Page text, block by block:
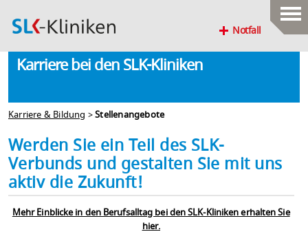
Notfall
Karriere bei den SLK-Kliniken
Karriere & Bildung >Stellenangebote
Werden Sie ein Teil des SLK-
Verbunds und gestalten Sie mit uns
aktiv die Zukunft!
Mehr Einblicke in den Berufsalltag bei den SLK-Kliniken erhalten Sie
hier.